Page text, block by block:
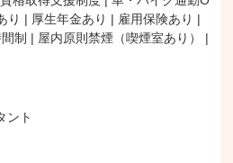
り | 厚生年金あり | 雇用保険あり |
制 | 屋内原則禁煙（喫煙室あり） |
ント